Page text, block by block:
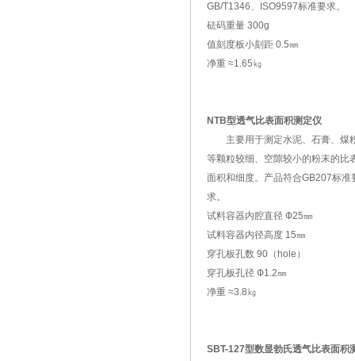
GB/T1346、ISO9597标准要求。
砝码重量 300g
值刻度板小刻距 0.5㎜
净重 ≈1.65㎏
NTB型透气比表面积测定仪
主要用于测定水泥、石膏、煤
等颗粒较细、空隙较小的粉末的比
面积和细度。产品符合GB207标准
求。
试料容器内腔直径 Ф25㎜
试料容器内径高度 15㎜
穿孔板孔数 90（hole）
穿孔板孔径 Ф1.2㎜
净重 ≈3.8㎏
SBT-127型数显勃氏透气比表面积